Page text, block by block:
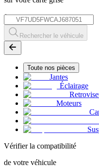
*
Rechercher le véhicule
Toute nos pièces
Jantes
Éclairage
Moteurs
Vérifier la compatibilité
de votre véhicule